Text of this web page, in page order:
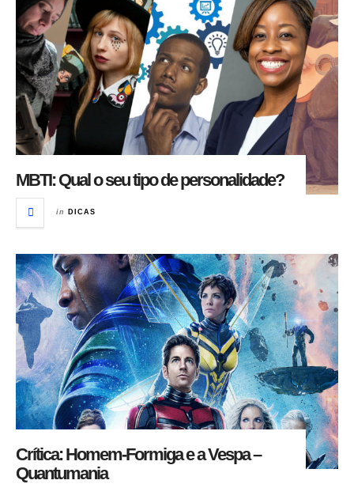
MBTI: Qual o seu tipo de personalidade?
in DICAS
Crítica: Homem-Formiga e a Vespa –
Quantumania